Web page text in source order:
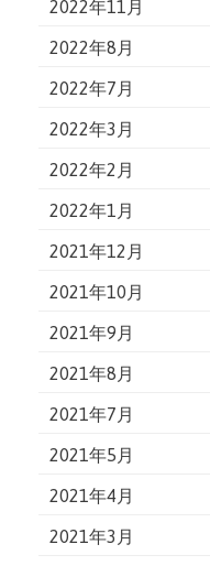
2022年11月
2022年8月
2022年7月
2022年3月
2022年2月
2022年1月
2021年12月
2021年10月
2021年9月
2021年8月
2021年7月
2021年5月
2021年4月
2021年3月